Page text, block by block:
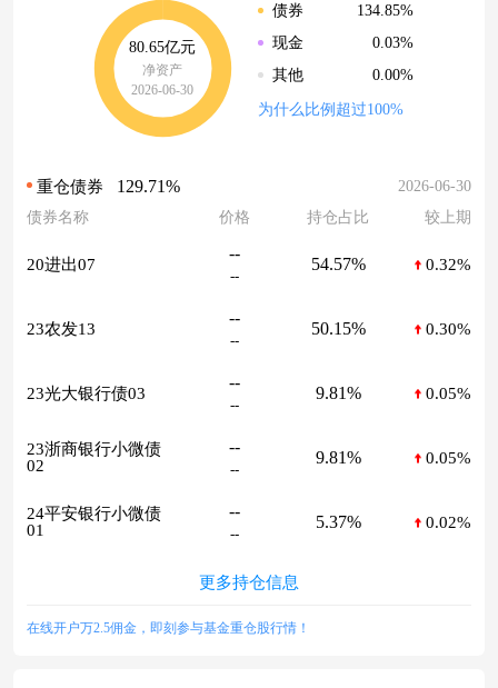
80.65亿元
净资产
2026-06-30
债券
134.85%
现金
0.03%
其他
0.00%
为什么比例超过100%
重仓债券 129.71%
2026-06-30
债券名称
价格 持仓占比 较上期
20进出07
--
--
54.57% 0.32%
23农发13
--
--
50.15% 0.30%
23光大银行债03
--
--
9.81% 0.05%
23浙商银行小微债
02
--
--
9.81% 0.05%
24平安银行小微债
01
--
--
5.37% 0.02%
更多持仓信息
在线开户万2.5佣金，即刻参与基金重仓股行情！